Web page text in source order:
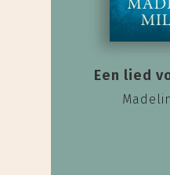
Een lied